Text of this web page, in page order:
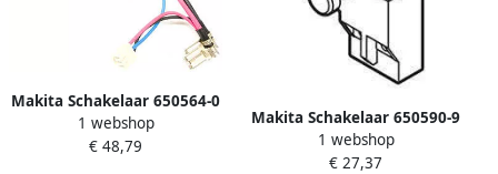
Makita Schakelaar 650564-0
1 webshop
€ 48,79
Makita Schakelaar 650590-9
1 webshop
€ 27,37